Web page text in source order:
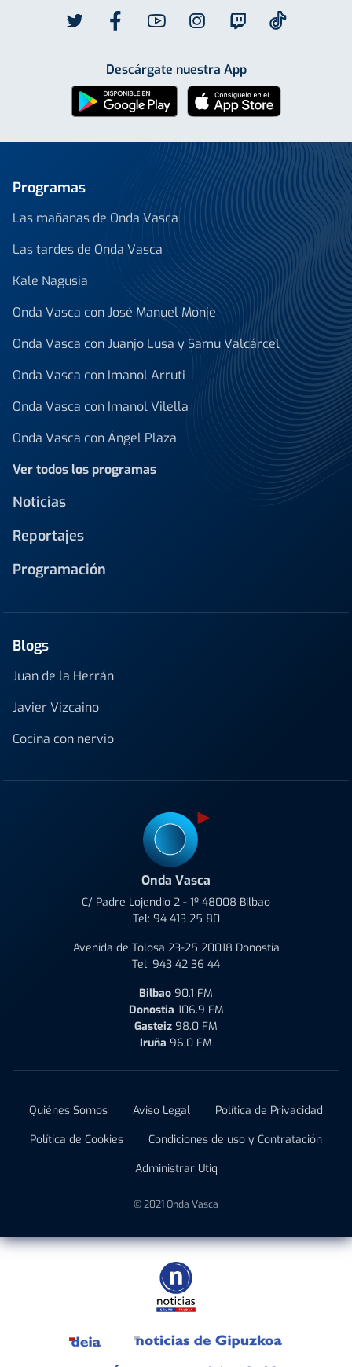
Descárgate nuestra App
Programas
Las mañanas de Onda Vasca
Las tardes de Onda Vasca
Kale Nagusia
Onda Vasca con José Manuel Monje
Onda Vasca con Juanjo Lusa y Samu Valcárcel
Onda Vasca con Imanol Arruti
Onda Vasca con Imanol Vilella
Onda Vasca con Ángel Plaza
Ver todos los programas
Noticias
Reportajes
Programación
Blogs
Juan de la Herrán
Javier Vizcaino
Cocina con nervio
Onda Vasca
C/ Padre Lojendio 2 - 1º 48008 Bilbao
Tel: 94 413 25 80
Avenida de Tolosa 23-25 20018 Donostia
Tel: 943 42 36 44
Bilbao 90.1 FM
Donostia 106.9 FM
Gasteiz 98.0 FM
Iruña 96.0 FM
Quiénes Somos Aviso Legal
Política de Privacidad
Política de Cookies
Condiciones de uso y Contratación
Administrar Utiq
© 2021 Onda Vasca